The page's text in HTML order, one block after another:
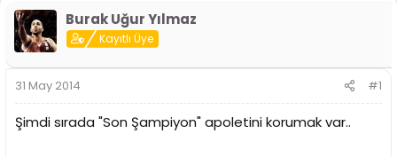
u
y
u
B
a
ş
l
a
a
n
ı
t
a
Burak Uğur Yılmaz
Kayıtlı Üye
31 May 2014 #1
Şimdi sırada "Son Şampiyon" apoletini korumak var..